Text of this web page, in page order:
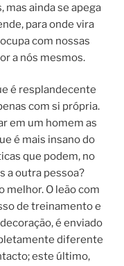
mas ainda se apega
para onde vira
com nossas
a nós mesmos.
é resplandecente
com si própria.
em um homem as
é mais insano do
que podem, no
a outra pessoa?
melhor. O leão com
de treinamento e
é enviado
diferente
este último,